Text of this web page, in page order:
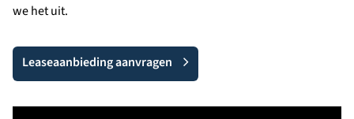
we het uit.
Leaseaanbieding aanvragen